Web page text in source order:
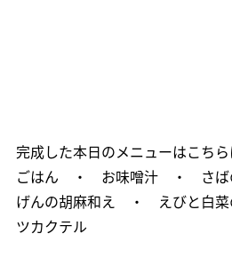
完成した本日のメニューはこち
ごはん ・ お味噌汁 ・ さば
げんの胡麻和え ・ えびと白
ツカクテル